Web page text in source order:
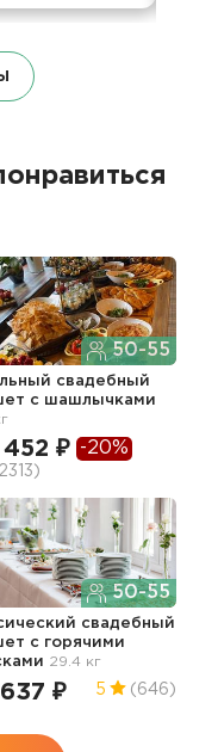
50-55
свадебный
с шашлычками
452 ₽ -20%
50-55
свадебный
с горячими
29.4 кг
637 ₽ 5 (646)